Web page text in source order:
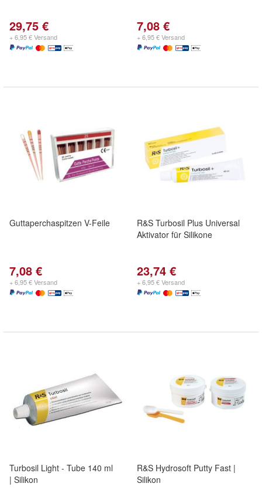
29,75 €
+ 6,95 € Versand
7,08 €
+ 6,95 € Versand
Guttaperchaspitzen V-Feile
7,08 €
+ 6,95 € Versand
R&S Turbosil Plus Universal
Aktivator für Silikone
23,74 €
+ 6,95 € Versand
Turbosil Light - Tube 140 ml
| Silikon
R&S Hydrosoft Putty Fast |
Silikon